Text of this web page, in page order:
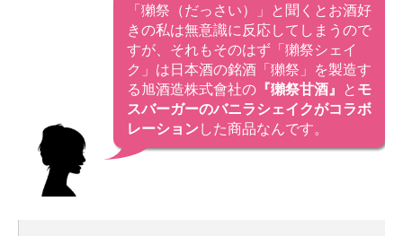
「獺祭（だっさい）」と聞くとお酒好
きの私は無意識に反応してしまうので
すが、それもそのはず「獺祭シェイ
ク」は日本酒の銘酒「獺祭」を製造す
る旭酒造株式會社の 『獺祭甘酒』 と モ
スバーガーのバニラシェイクがコラボ
レーションした商品なんです。